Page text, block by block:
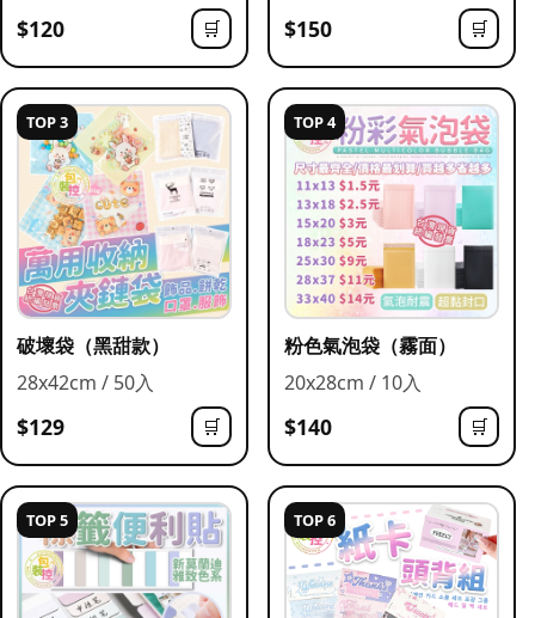
$120 🛒 $150 🛒
TOP 3
破壞袋（黑甜款）
28x42cm / 50入
$129 🛒
TOP 4
粉色氣泡袋（霧面）
20x28cm / 10入
$140 🛒
TOP 5 TOP 6